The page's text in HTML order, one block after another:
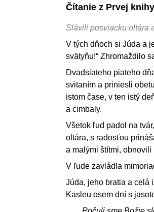
Čítanie z Prvej
Slávili posviacku oltára
V tých dňoch si Júda a
svätyňu!“ Zhromaždilo
Dvadsiateho piateho
svitaním a priniesli
istom čase, v ten istý
a cimbaly.
Všetok ľud padol na
oltára, s radosťou
a malými štítmi,
V ľude zavládla
Júda, jeho bratia a celá
Kasleu osem dní s